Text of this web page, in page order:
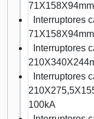
Interruptores
Interruptores
Interruptores
100kA